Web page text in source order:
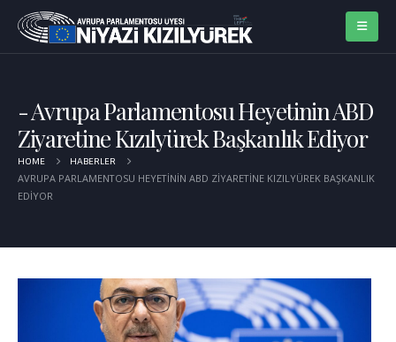
Avrupa Parlamentosu Heyetinin ABD
Ziyaretine Kızılyürek Başkanlık Ediyor
HOME HABERLER
AVRUPA PARLAMENTOSU HEYETININ ABD ZIYARETINE KIZILYÜREK BAŞKANLIK
EDIYOR